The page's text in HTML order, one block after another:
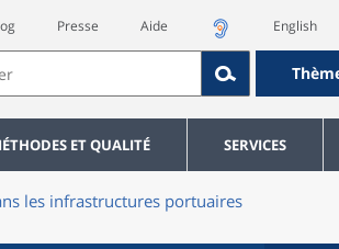
Presse Aide English
ET QUALITÉ SERVICES
les infrastructures portuaires